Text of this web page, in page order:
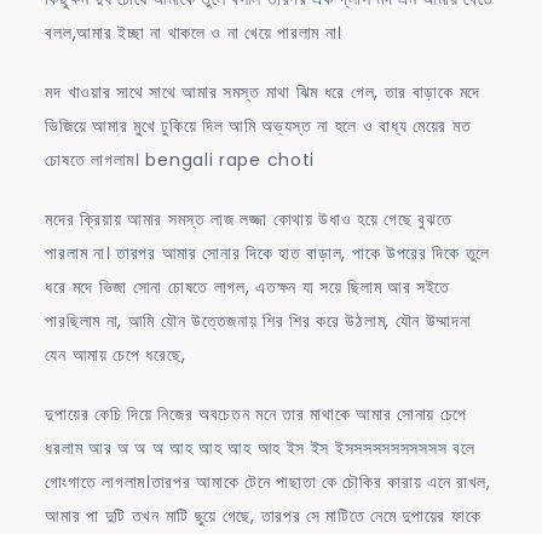
বলল,আমার ইচ্ছা না থাকলে ও না খেয়ে পারলাম না।
মদ খাওয়ার সাথে সাথে আমার সমস্ত মাথা ঝিম ধরে গেল, তার বাড়াকে মদে
ভিজিয়ে আমার মুখে ঢুকিয়ে দিল আমি অভ্যস্ত না হলে ও বাধ্য মেয়ের মত
চোষতে লাগলাম। bengali rape choti
মদের ক্রিয়ায় আমার সমস্ত লাজ লজ্জা কোথায় উধাও হয়ে গেছে বুঝতে
পারলাম না। তারপর আমার সোনার দিকে হাত বাড়াল, পাকে উপরের দিকে তুলে
ধরে মদে ভিজা সোনা চোষতে লাগল, এতক্ষন যা সয়ে ছিলাম আর সইতে
পারছিলাম না, আমি যৌন উত্তেজনায় শির শির করে উঠলাম, যৌন উম্মাদনা
যেন আমায় চেপে ধরেছে,
দুপায়ের কেচি দিয়ে নিজের অবচেতন মনে তার মাথাকে আমার সোনায় চেপে
ধরলাম আর অ অ অ আহ আহ আহ আহ ইস ইস ইসসসসসসসসসসস বলে
গোংগাতে লাগলাম।তারপর আমাকে টেনে পাছাতা কে চৌকির কারায় এনে রাখল,
আমার পা দুটি তখন মাটি ছুয়ে গেছে, তারপর সে মাটিতে নেমে দুপায়ের ফাকে